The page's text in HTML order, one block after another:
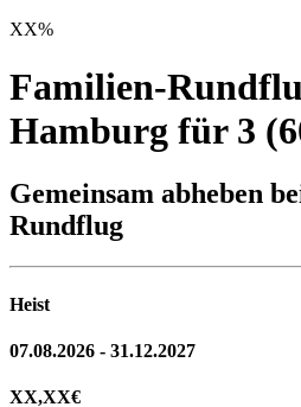
XX%
Familien-
Hamburg für 3
Gemeinsam abheben
Rundflug
Heist
07.08.2026 - 31.12.2027
XX,XX€